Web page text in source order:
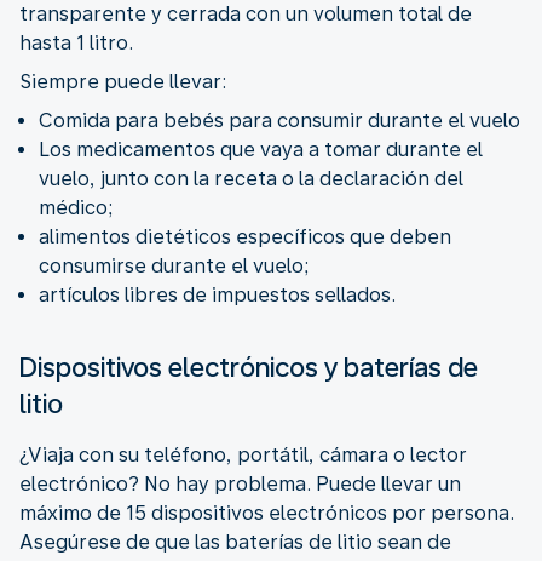
transparente y cerrada con un volumen total de
hasta 1 litro.
Siempre puede llevar:
Comida para bebés para consumir durante el vuelo
Los medicamentos que vaya a tomar durante el
vuelo, junto con la receta o la declaración del
médico;
alimentos dietéticos específicos que deben
consumirse durante el vuelo;
artículos libres de impuestos sellados.
Dispositivos electrónicos y baterías de
litio
¿Viaja con su teléfono, portátil, cámara o lector
electrónico? No hay problema. Puede llevar un
máximo de 15 dispositivos electrónicos por persona.
Asegúrese de que las baterías de litio sean de